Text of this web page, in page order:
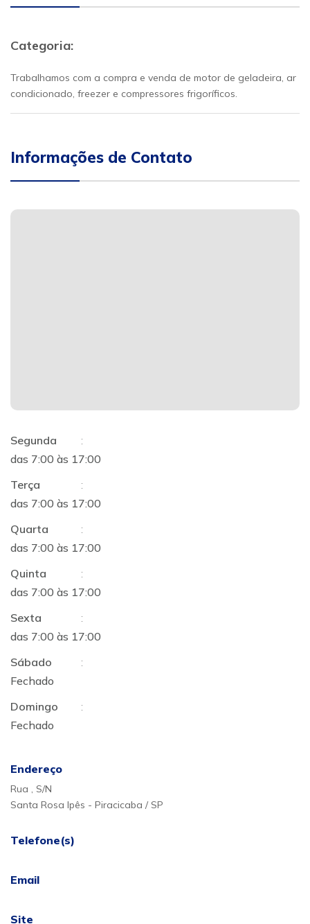
Categoria:
Trabalhamos com a compra e venda de motor de geladeira, ar
condicionado, freezer e compressores frigoríficos.
Informações de Contato
Segunda
:
das 7:00 às 17:00
Terça
:
das 7:00 às 17:00
Quarta
:
das 7:00 às 17:00
Quinta
:
das 7:00 às 17:00
Sexta
:
das 7:00 às 17:00
Sábado
:
Fechado
Domingo
:
Fechado
Endereço
Rua , S/N
Santa Rosa Ipês - Piracicaba / SP
Telefone(s)
Email
Site